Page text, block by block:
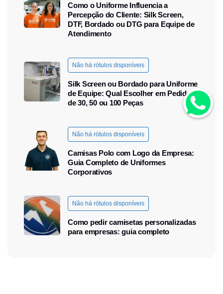
Como o Uniforme Influencia a
Percepção do Cliente: Silk Screen,
DTF, Bordado ou DTG para Equipe de
Atendimento
Não há rótulos disponíveis
Silk Screen ou Bordado para Uniforme
de Equipe: Qual Escolher em Pedidos
de 30, 50 ou 100 Peças
Não há rótulos disponíveis
Camisas Polo com Logo da Empresa:
Guia Completo de Uniformes
Corporativos
Não há rótulos disponíveis
Como pedir camisetas personalizadas
para empresas: guia completo